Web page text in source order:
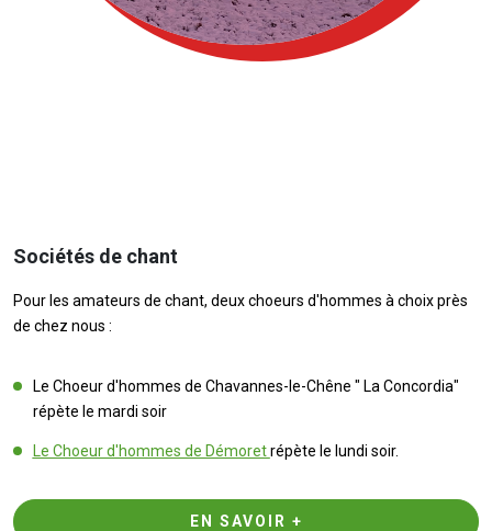
Sociétés de chant
Pour les amateurs de chant, deux choeurs d'hommes à choix près
de chez nous :
Le Choeur d'hommes de Chavannes-le-Chêne " La Concordia"
répète le mardi soir
Le Choeur d'hommes de Démoretrépète le lundi soir.
EN SAVOIR +